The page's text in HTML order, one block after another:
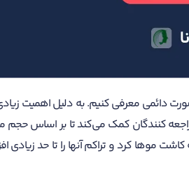
دائمی معرفی کنیم. به دلیل اهمیت
کنندگان کمک می‌کند تا بر اساس
موها کرد و تراکم آنها را تا حد زیادی